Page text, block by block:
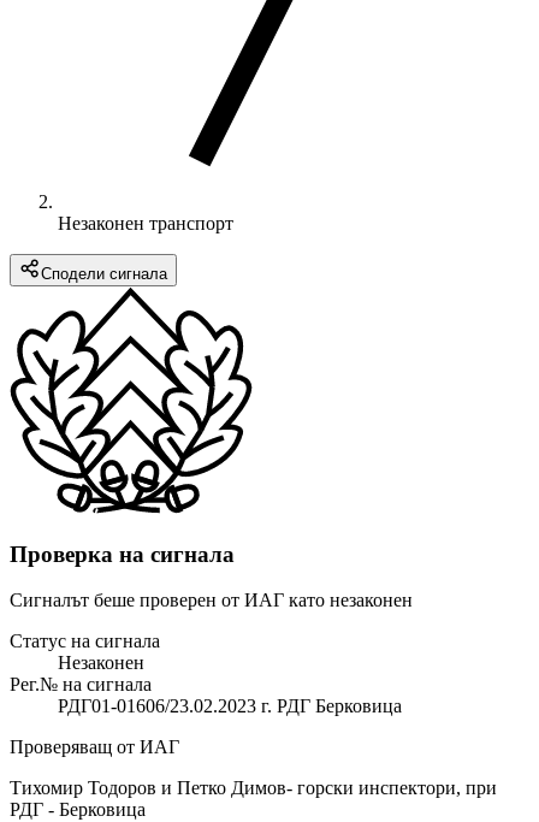
Незаконен транспорт
Сподели сигнала
Проверка на сигнала
Сигналът беше проверен от ИАГ като незаконен
Статус на сигнала
Незаконен
Рег.№ на сигнала
РДГ01-01606/23.02.2023 г. РДГ Берковица
Проверяващ от ИАГ
Тихомир Тодоров и Петко Димов- горски инспектори, при
РДГ - Берковица